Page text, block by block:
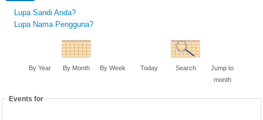
Lupa Sandi Anda?
Lupa Nama Pengguna?
By Year By Month By Week Today Search
Jump to
month
Events for